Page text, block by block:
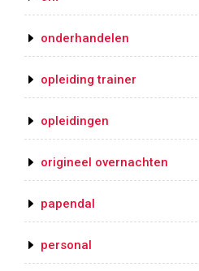
onderhandelen
opleiding trainer
opleidingen
origineel overnachten
papendal
personal